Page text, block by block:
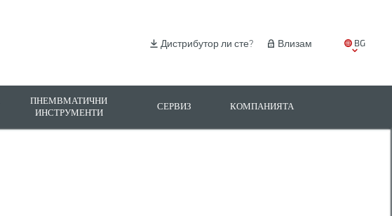
BG
Влизам
Дистрибутор ли сте?
ПНЕМВМАТИЧНИ
ИНСТРУМЕНТИ
СЕРВИЗ КОМПАНИЯТА